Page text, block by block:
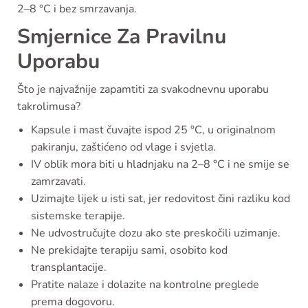
2–8 °C i bez smrzavanja.
Smjernice Za Pravilnu
Uporabu
Što je najvažnije zapamtiti za svakodnevnu uporabu
takrolimusa?
Kapsule i mast čuvajte ispod 25 °C, u originalnom
pakiranju, zaštićeno od vlage i svjetla.
IV oblik mora biti u hladnjaku na 2–8 °C i ne smije se
zamrzavati.
Uzimajte lijek u isti sat, jer redovitost čini razliku kod
sistemske terapije.
Ne udvostručujte dozu ako ste preskočili uzimanje.
Ne prekidajte terapiju sami, osobito kod
transplantacije.
Pratite nalaze i dolazite na kontrolne preglede
prema dogovoru.